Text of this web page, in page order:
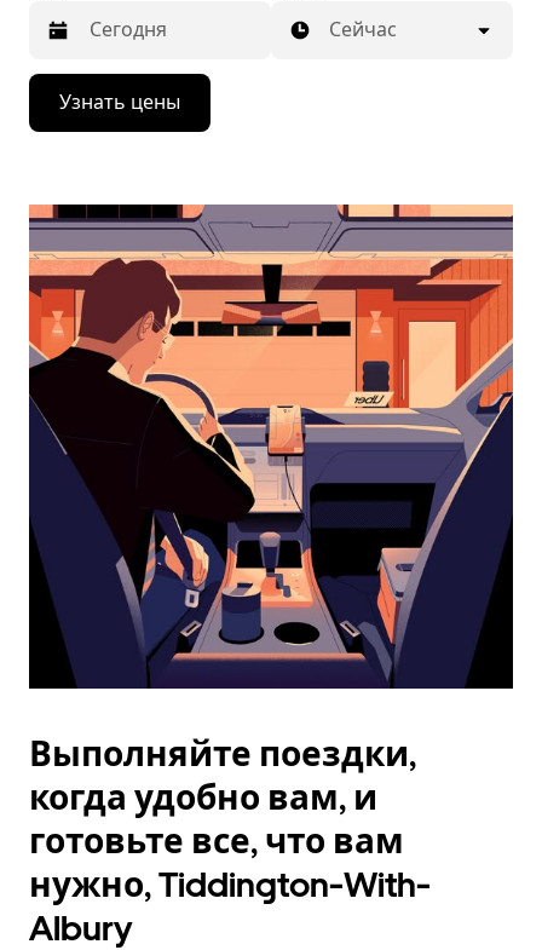
Нажмите
стрелку
вниз,
календарю
выбрать
дату.
Чтобы
закрыть
календарь,
нажмите
Esc.
Сейчас
Узнать цены
Выполняйте поездки,
когда удобно вам, и
готовьте все, что вам
нужно, Tiddington-With-
Albury